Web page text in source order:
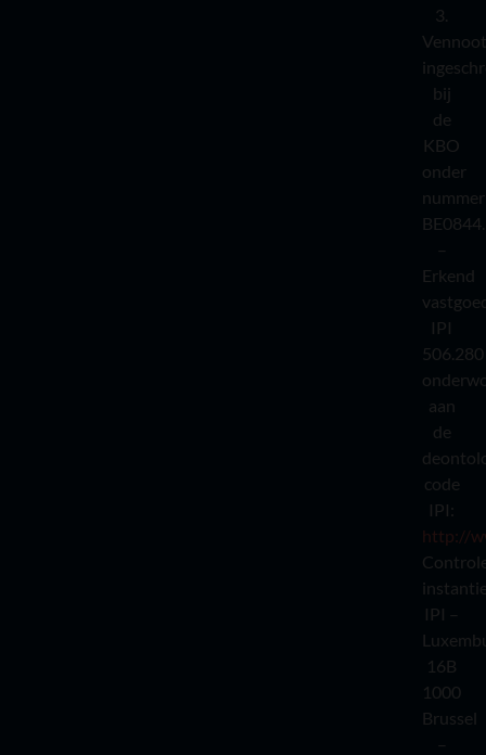
3.
bij
de
KBO
onder
nummer
–
Erkend
IPI
506.280
aan
de
code
IPI:
http://
IPI –
16B
1000
Brussel
–